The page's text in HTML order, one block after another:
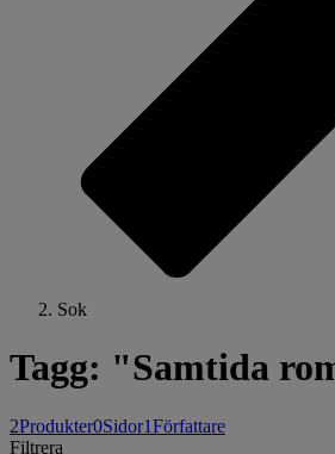
Sok
Tagg: "Samtida
2Produkter0Sidor1Författare
Filtrera